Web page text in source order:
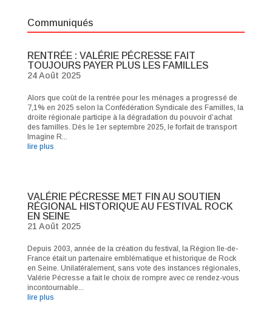
Communiqués
RENTRÉE : VALÉRIE PÉCRESSE FAIT
TOUJOURS PAYER PLUS LES FAMILLES
24 Août 2025
Alors que coût de la rentrée pour les ménages a progressé de
7,1% en 2025 selon la Confédération Syndicale des Familles, la
droite régionale participe à la dégradation du pouvoir d’achat
des familles. Dès le 1er septembre 2025, le forfait de transport
Imagine R...
lire plus
VALÉRIE PÉCRESSE MET FIN AU SOUTIEN
RÉGIONAL HISTORIQUE AU FESTIVAL ROCK
EN SEINE
21 Août 2025
Depuis 2003, année de la création du festival, la Région Ile-de-
France était un partenaire emblématique et historique de Rock
en Seine. Unilatéralement, sans vote des instances régionales,
Valérie Pécresse a fait le choix de rompre avec ce rendez-vous
incontournable...
lire plus